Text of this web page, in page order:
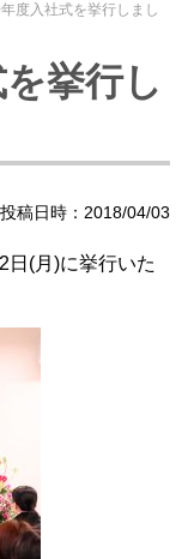
度入社式を挙行しまし
挙行し
投稿日時：2018/04/03
日(月)に挙行いた